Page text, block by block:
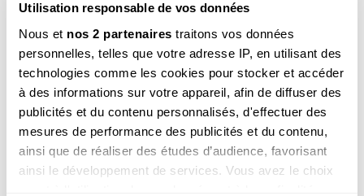
Utilisation responsable de vos données
Nous et nos 2 partenaires traitons vos données
personnelles, telles que votre adresse IP, en utilisant des
technologies comme les cookies pour stocker et accéder
à des informations sur votre appareil, afin de diffuser des
publicités et du contenu personnalisés, d'effectuer des
mesures de performance des publicités et du contenu,
ainsi que de réaliser des études d’audience, favorisant
ainsi le développement de services. Vous avez le choix
NOS 3 REVUES
REVUE SALAMANDRE
Plongez au coeur d'une nature insolite près de chez
vous